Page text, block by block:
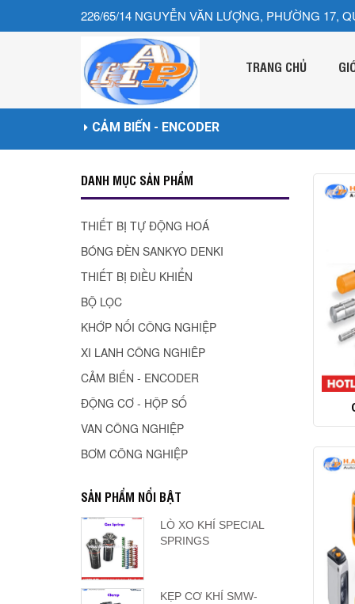
226/65/14 NGUYỄN VĂN LƯỢNG, PHƯỜNG 17,
TRANG CHỦ
CẢM BIẾN - ENCODER
DANH MỤC SẢN PHẨM
THIẾT BỊ TỰ ĐỘNG HOÁ
BÓNG ĐÈN SANKYO DENKI
THIẾT BỊ ĐIỀU KHIỂN
BỘ LỌC
KHỚP NỐI CÔNG NGHIỆP
XI LANH CÔNG NGHIÊP
CẢM BIẾN - ENCODER
ĐỘNG CƠ - HỘP SỐ
VAN CÔNG NGHIỆP
BƠM CÔNG NGHIỆP
SẢN PHẨM NỔI BẬT
LÒ XO KHÍ SPECIAL
SPRINGS
KẸP CƠ KHÍ SMW-